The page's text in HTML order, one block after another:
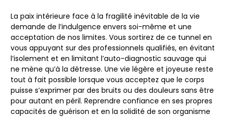
La paix intérieure face à la fragilité inévitable de la vie
demande de l’indulgence envers soi-même et une
acceptation de nos limites. Vous sortirez de ce tunnel en
vous appuyant sur des professionnels qualifiés, en évitant
l’isolement et en limitant l’auto-diagnostic sauvage qui
ne mène qu’à la détresse. Une vie légère et joyeuse reste
tout à fait possible lorsque vous acceptez que le corps
puisse s’exprimer par des bruits ou des douleurs sans être
pour autant en péril. Reprendre confiance en ses propres
capacités de guérison et en la solidité de son organisme